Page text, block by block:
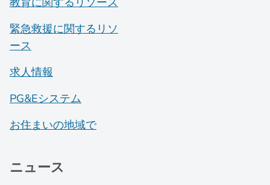
緊急救援に関するリソ
ース
求人情報
PG&Eシステム
お住まいの地域で
ニュース